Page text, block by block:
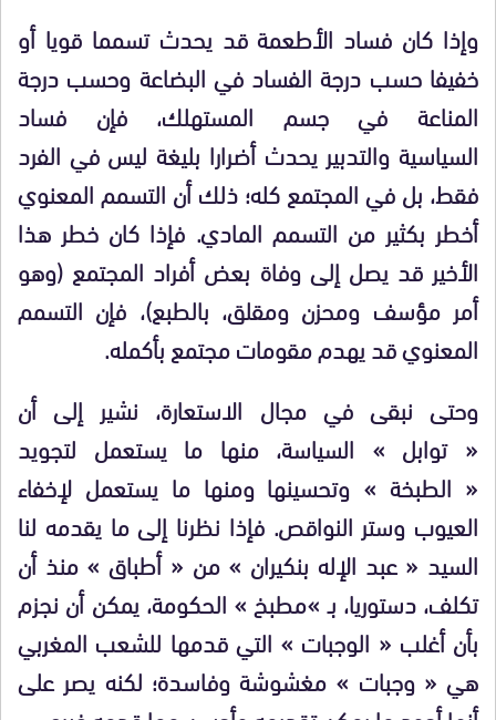
وإذا كان فساد الأطعمة قد يحدث تسمما قويا أو
خفيفا حسب درجة الفساد في البضاعة وحسب درجة
المناعة في جسم المستهلك، فإن فساد
السياسية والتدبير يحدث أضرارا بليغة ليس في الفرد
فقط، بل في المجتمع كله؛ ذلك أن التسمم المعنوي
أخطر بكثير من التسمم المادي. فإذا كان خطر هذا
الأخير قد يصل إلى وفاة بعض أفراد المجتمع (وهو
أمر مؤسف ومحزن ومقلق، بالطبع)، فإن التسمم
المعنوي قد يهدم مقومات مجتمع بأكمله.
وحتى نبقى في مجال الاستعارة، نشير إلى أن
« توابل » السياسة، منها ما يستعمل لتجويد
« الطبخة » وتحسينها ومنها ما يستعمل لإخفاء
العيوب وستر النواقص. فإذا نظرنا إلى ما يقدمه لنا
السيد « عبد الإله بنكيران » من « أطباق » منذ أن
تكلف، دستوريا، بـ »مطبخ » الحكومة، يمكن أن نجزم
بأن أغلب « الوجبات » التي قدمها للشعب المغربي
هي « وجبات » مغشوشة وفاسدة؛ لكنه يصر على